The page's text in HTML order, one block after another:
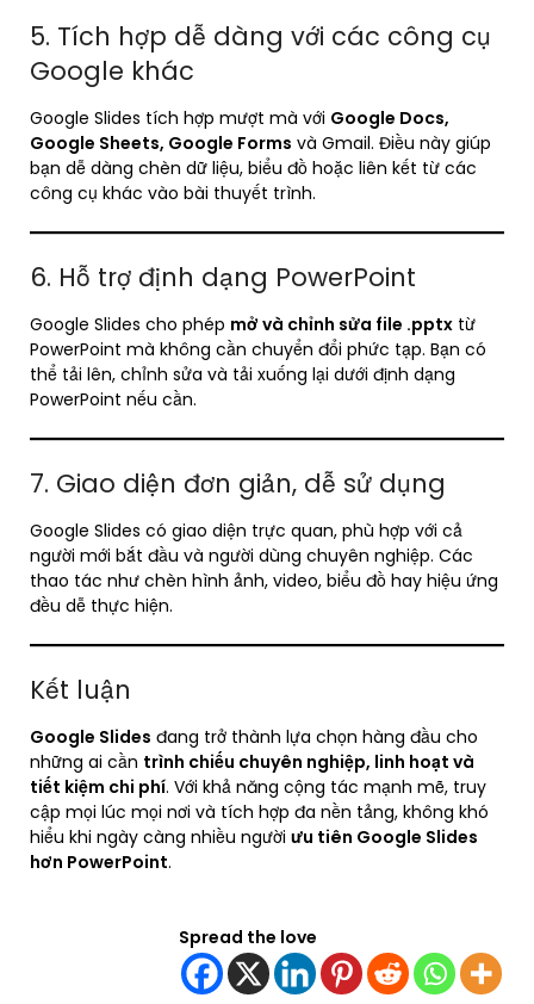
5. Tích hợp dễ dàng với các công cụ
Google khác
Google Slides tích hợp mượt mà với Google Docs,
Google Sheets, Google Forms và Gmail. Điều này giúp
bạn dễ dàng chèn dữ liệu, biểu đồ hoặc liên kết từ các
công cụ khác vào bài thuyết trình.
6. Hỗ trợ định dạng PowerPoint
Google Slides cho phép mở và chỉnh sửa file .pptx từ
PowerPoint mà không cần chuyển đổi phức tạp. Bạn có
thể tải lên, chỉnh sửa và tải xuống lại dưới định dạng
PowerPoint nếu cần.
7. Giao diện đơn giản, dễ sử dụng
Google Slides có giao diện trực quan, phù hợp với cả
người mới bắt đầu và người dùng chuyên nghiệp. Các
thao tác như chèn hình ảnh, video, biểu đồ hay hiệu ứng
đều dễ thực hiện.
Kết luận
Google Slides đang trở thành lựa chọn hàng đầu cho
những ai cần trình chiếu chuyên nghiệp, linh hoạt và
tiết kiệm chi phí. Với khả năng cộng tác mạnh mẽ, truy
cập mọi lúc mọi nơi và tích hợp đa nền tảng, không khó
hiểu khi ngày càng nhiều người ưu tiên Google Slides
hơn PowerPoint.
Spread the love